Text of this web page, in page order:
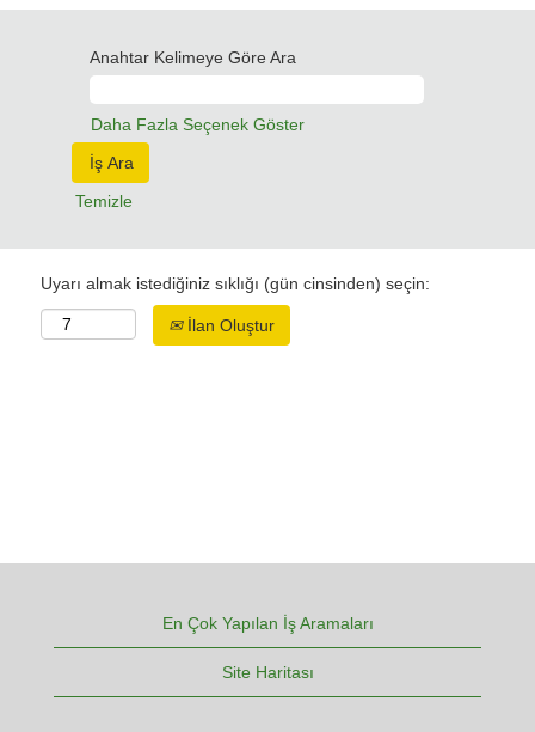
Anahtar Kelimeye Göre Ara
Daha Fazla Seçenek Göster
Temizle
Uyarı almak istediğiniz sıklığı (gün cinsinden) seçin:
İlan Oluştur
En Çok Yapılan İş Aramaları
Site Haritası